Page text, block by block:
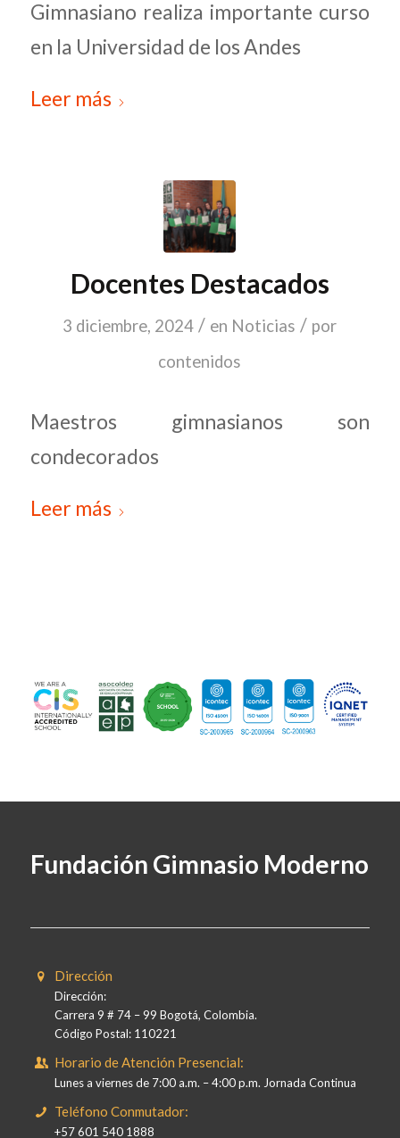
Gimnasiano realiza importante curso
en la Universidad de los Andes
Leer más
Docentes Destacados
3 diciembre, 2024 / en Noticias / por
contenidos
Maestros gimnasianos son
condecorados
Leer más
Fundación Gimnasio Moderno
Dirección
Dirección:
Carrera 9 # 74 – 99 Bogotá, Colombia.
Código Postal: 110221
Horario de Atención Presencial:
Lunes a viernes de 7:00 a.m. – 4:00 p.m. Jornada Continua
Teléfono Conmutador:
+57 601 540 1888